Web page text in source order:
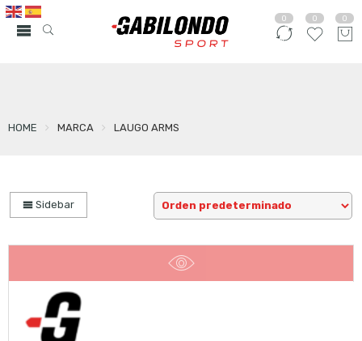
0 0 0
HOME MARCA LAUGO ARMS
Sidebar